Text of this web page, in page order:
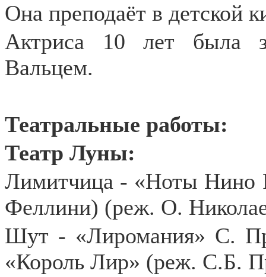
Она преподаёт в детской
Актриса 10 лет была
Вальцем.
Театральные работы:
Театр Луны:
Лимитчица - «Ноты Нино
Феллини) (реж. О.
Шут - «Лиромания» С.
«Король Лир» (реж. С.Б.